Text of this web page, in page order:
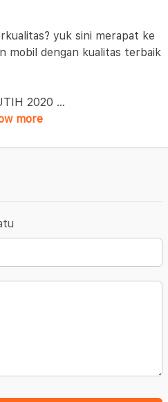
yuk sini merapat ke
mobil dengan kualitas terbaik
2020 ...
more